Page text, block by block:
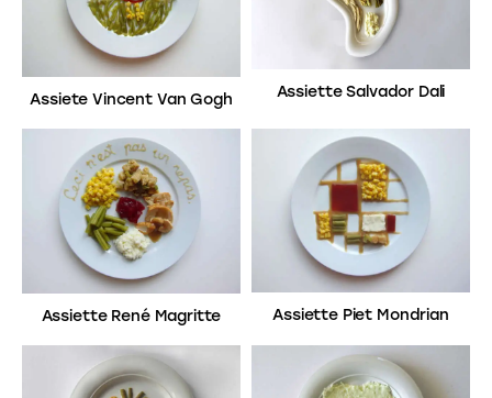
Assiete Vincent Van Gogh Assiette Salvador Dali
Assiette René Magritte Assiette Piet Mondrian